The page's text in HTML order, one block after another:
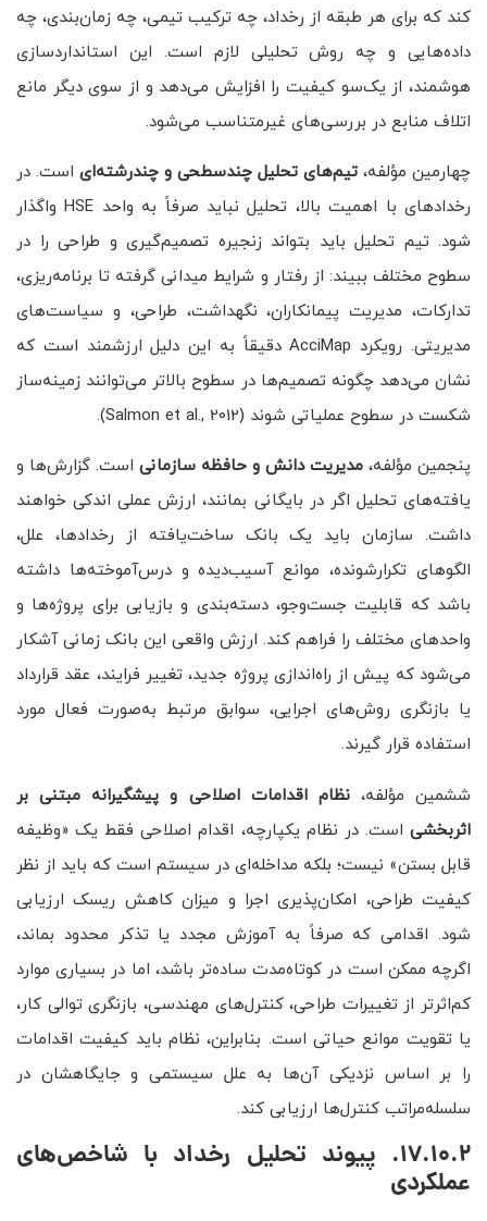
کند که برای هر طبقه از رخداد، چه ترکیب تیمی، چه زمان‌بندی، چه
داده‌هایی و چه روش تحلیلی لازم است. این استانداردسازی
هوشمند، از یک‌سو کیفیت را افزایش می‌دهد و از سوی دیگر مانع
اتلاف منابع در بررسی‌های غیرمتناسب می‌شود.
چهارمین مؤلفه، تیم‌های تحلیل چندسطحی و چندرشته‌ای است. در
رخدادهای با اهمیت بالا، تحلیل نباید صرفاً به واحد HSE واگذار
شود. تیم تحلیل باید بتواند زنجیره تصمیم‌گیری و طراحی را در
سطوح مختلف ببیند: از رفتار و شرایط میدانی گرفته تا برنامه‌ریزی،
تدارکات، مدیریت پیمانکاران، نگهداشت، طراحی، و سیاست‌های
مدیریتی. رویکرد AcciMap دقیقاً به این دلیل ارزشمند است که
نشان می‌دهد چگونه تصمیم‌ها در سطوح بالاتر می‌توانند زمینه‌ساز
شکست در سطوح عملیاتی شوند (Salmon et al., 2012).
پنجمین مؤلفه، مدیریت دانش و حافظه سازمانی است. گزارش‌ها و
یافته‌های تحلیل اگر در بایگانی بمانند، ارزش عملی اندکی خواهند
داشت. سازمان باید یک بانک ساخت‌یافته از رخدادها، علل،
الگوهای تکرارشونده، موانع آسیب‌دیده و درس‌آموخته‌ها داشته
باشد که قابلیت جست‌وجو، دسته‌بندی و بازیابی برای پروژه‌ها و
واحدهای مختلف را فراهم کند. ارزش واقعی این بانک زمانی آشکار
می‌شود که پیش از راه‌اندازی پروژه جدید، تغییر فرایند، عقد قرارداد
یا بازنگری روش‌های اجرایی، سوابق مرتبط به‌صورت فعال مورد
استفاده قرار گیرند.
ششمین مؤلفه،نظام اقدامات اصلاحی و پیشگیرانه مبتنی بر
اثربخشی است. در نظام یکپارچه، اقدام اصلاحی فقط یک «وظیفه
قابل بستن» نیست؛ بلکه مداخله‌ای در سیستم است که باید از نظر
کیفیت طراحی، امکان‌پذیری اجرا و میزان کاهش ریسک ارزیابی
شود. اقدامی که صرفاً به آموزش مجدد یا تذکر محدود بماند،
اگرچه ممکن است در کوتاه‌مدت ساده‌تر باشد، اما در بسیاری موارد
کم‌اثرتر از تغییرات طراحی، کنترل‌های مهندسی، بازنگری توالی کار،
یا تقویت موانع حیاتی است. بنابراین، نظام باید کیفیت اقدامات
را بر اساس نزدیکی آن‌ها به علل سیستمی و جایگاهشان در
سلسله‌مراتب کنترل‌ها ارزیابی کند.
17.10.2. پیوند تحلیل رخداد با شاخص‌های
عملکردی